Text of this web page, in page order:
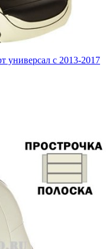
с 2013-2017